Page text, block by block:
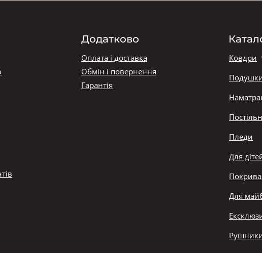
Ковдри
Пледи
Для
Для
Додатково
Оплата і доставка
Обмін і повернення
Гарантія